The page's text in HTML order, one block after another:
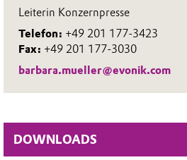
Leiterin Konzernpresse
Telefon: +49 201 177-3423
Fax: +49 201 177-3030
barbara.mueller@evonik.com
DOWNLOADS